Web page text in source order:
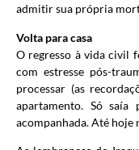
admitir sua própria
Volta para casa
O regresso à vida civil
com estresse pós-
processar (as
apartamento. Só saía
acompanhada. Até hoje